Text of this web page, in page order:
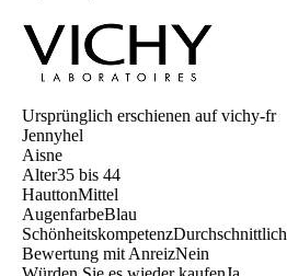
Ursprünglich erschienen auf vichy-fr
Jennyhel
Aisne
Alter35 bis 44
HauttonMittel
AugenfarbeBlau
SchönheitskompetenzDurchschnittlich
Bewertung mit AnreizNein